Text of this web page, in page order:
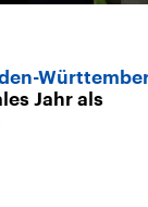
Jahr als